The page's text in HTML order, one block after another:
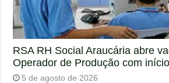
RSA RH Social Araucária abre
Operador de Produção com
5 de agosto de 2026